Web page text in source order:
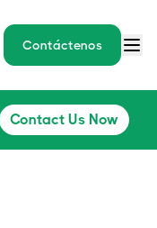
Contáctenos
Contact Us Now